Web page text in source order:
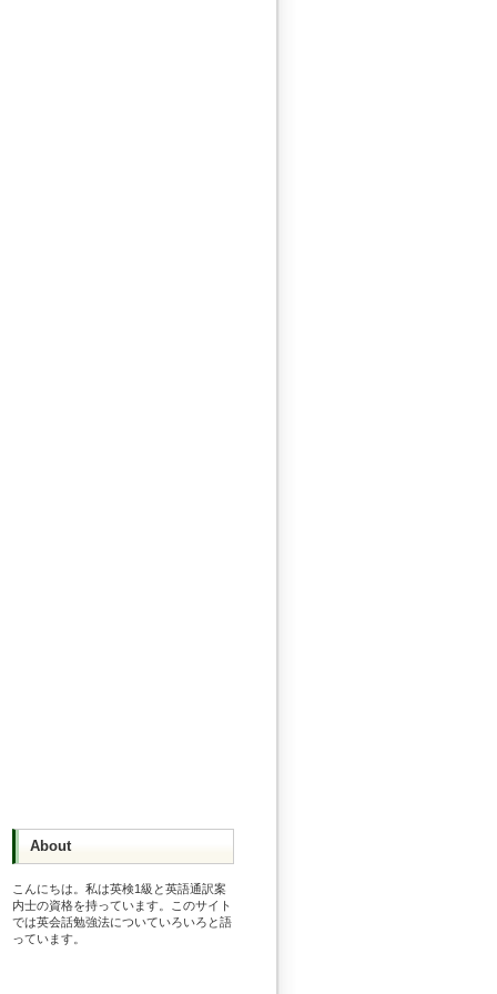
About
こんにちは。私は英検1級と英語通訳案
内士の資格を持っています。このサイト
では英会話勉強法についていろいろと語
っています。